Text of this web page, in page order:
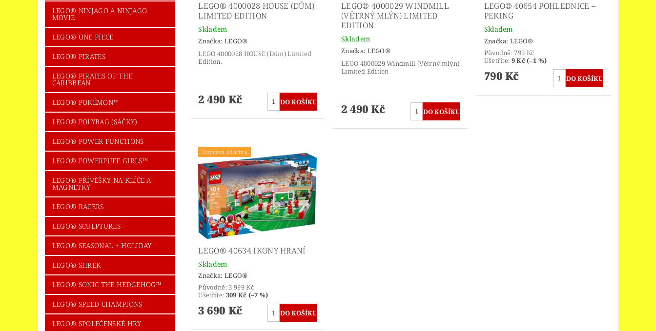
LEGO® NINJAGO A NINJAGO
MOVIE
LEGO® ONE PIECE
LEGO® PIRATES
LEGO® PIRATES OF THE
CARIBBEAN
LEGO® POKÉMON™
LEGO® POLYBAG (SÁČKY)
LEGO® POWER FUNCTIONS
LEGO® POWERPUFF GIRLS™
LEGO® PŘÍVĚŠKY NA KLÍČE A
MAGNETKY
LEGO® RACERS
LEGO® SCULPTURES
LEGO® SEASONAL + HOLIDAY
LEGO® SHREK
LEGO® SONIC THE HEDGEHOG™
LEGO® SPEED CHAMPIONS
LEGO® SPOLEČENSKÉ HRY
LEGO® 4000028 HOUSE (DŮM)
LIMITED EDITION
Skladem
Značka: LEGO®
LEGO 4000028 HOUSE (Dům) Limited
Edition.
2 490 Kč
LEGO® 4000029 WINDMILL
(VĚTRNÝ MLÝN) LIMITED
EDITION
Skladem
Značka: LEGO®
LEGO 4000029 Windmill (Větrný mlýn)
Limited Edition
2 490 Kč
LEGO® 40654 POHLEDNICE –
PEKING
Skladem
Značka:LEGO®
Původně:799 Kč
Ušetříte: 9 Kč (–1 %)
790 Kč
Doprava zdarma
LEGO® 40634 IKONY HRANÍ
Skladem
Značka: LEGO®
Původně: 3 999 Kč
Ušetříte: 309 Kč (–7 %)
3 690 Kč